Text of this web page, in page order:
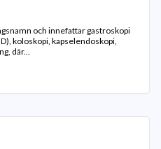
och innefattar gastroskopi
koloskopi, kapselendoskopi,
där...